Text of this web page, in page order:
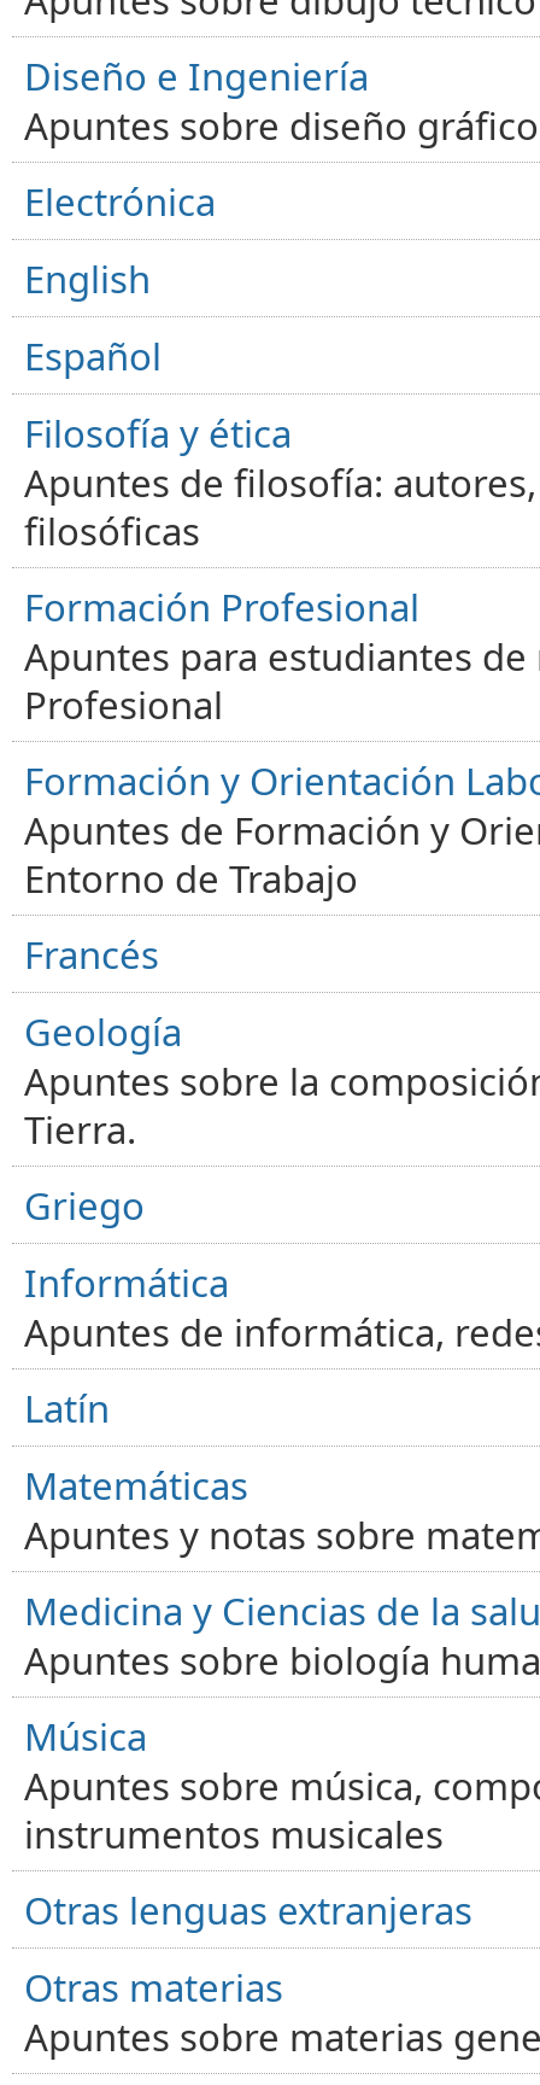
Diseño e Ingeniería
Apuntes sobre diseño
Electrónica
English
Español
Filosofía y ética
Apuntes de filosofía:
filosóficas
Formación Profesional
Apuntes para estudiantes
Profesional
Formación y Orientación
Apuntes de Formación y
Entorno de Trabajo
Francés
Geología
Apuntes sobre la
Tierra.
Griego
Informática
Apuntes de informática,
Latín
Matemáticas
Apuntes y notas sobre
Medicina y Ciencias de la
Apuntes sobre biología
Música
Apuntes sobre música,
instrumentos musicales
Otras lenguas extranjeras
Otras materias
Apuntes sobre materias